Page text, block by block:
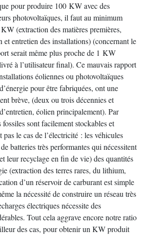
pour produire 100 KW avec des
photovoltaïques, il faut au minimum
(extraction des matières premières,
entretien des installations) (concernant le
serait même plus proche de 1 KW
à l’utilisateur final). Ce mauvais rapport
éoliennes ou photovoltaïques
pour être fabriquées, ont une
brève, (deux ou trois décennies et
éolien principalement). Par
sont facilement stockables et
pas le cas de l’électricité : les véhicules
batteries très performantes qui nécessitent
leur recyclage en fin de vie) des quantités
(extraction des terres rares, du lithium,
d’un réservoir de carburant est simple
la nécessité de construire un réseau très
électriques nécessite des
Tout cela aggrave encore notre ratio
des cas, pour obtenir un KW produit